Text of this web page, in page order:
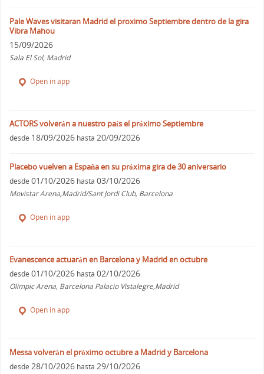
Pale Waves visitaran Madrid el proximo Septiembre dentro de la gira
Vibra Mahou
15/09/2026
Sala El Sol, Madrid
Open in app
ACTORS volverán a nuestro país el próximo Septiembre
desde 18/09/2026 hasta 20/09/2026
Placebo vuelven a España en su próxima gira de 30 aniversario
desde 01/10/2026 hasta 03/10/2026
Movistar Arena,Madrid/Sant Jordi Club, Barcelona
Open in app
Evanescence actuarán en Barcelona y Madrid en octubre
desde 01/10/2026 hasta 02/10/2026
Olimpic Arena, Barcelona Palacio Vistalegre,Madrid
Open in app
Messa volverán el próximo octubre a Madrid y Barcelona
desde 28/10/2026 hasta 29/10/2026